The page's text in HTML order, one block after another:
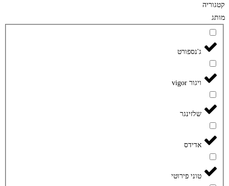
קטגוריה
מותג
ג'נספורט
ויגור vigor
שלזינגר
אדידס
טוני פירוטי